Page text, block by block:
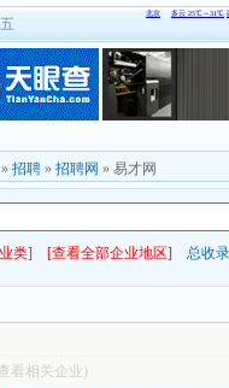
» 招聘 » 招聘网 » 易才网
类] [查看全部企业地区] 总收
看相关企业)